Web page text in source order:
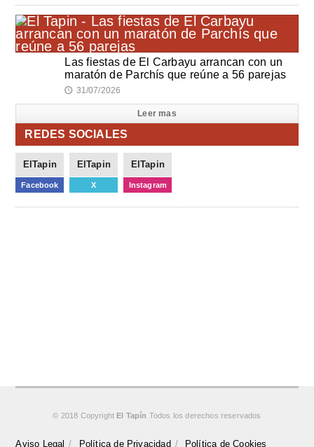
Las fiestas de El Carbayu arrancan con un
maratón de Parchís que reúne a 56 parejas
🕔 31/07/2026
Leer mas
REDES SOCIALES
ElTapin
Facebook
ElTapin
X
ElTapin
Instagram
© 2018 Copyright El Tapín Todos los derechos reservados
Aviso Legal Política de Privacidad Política de Cookies